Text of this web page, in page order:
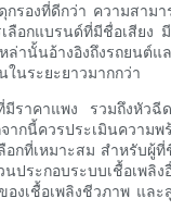
รองที่ดีกว่า ความสามา
อกแบรนด์ที่มีชื่อเสียง
นั้นอ้างอิงถึงรถยนต์แล
นระยะยาวมากกว่า
าคาแพง รวมถึงหัวฉีด
กนี้ควรประเมินความพ
อกที่เหมาะสม สำหรับผู้
นประกอบระบบเชื้อเพ
งเชื้อเพลิงชีวภาพ และ